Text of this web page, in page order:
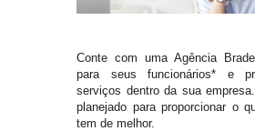
Conte com uma Agência
para seus funcionários* e
serviços dentro da sua
planejado para proporcionar o
tem de melhor.